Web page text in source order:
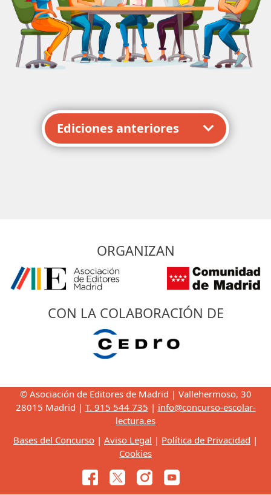
Ediciones anteriores
ORGANIZAN
CON LA COLABORACIÓN DE
© Asociación de Editores de Madrid | Vallehermoso, 30
28015 Madrid | T. 915 544 735 | info@concurso-escolar-
lectura.es
Bases del Concurso | Aviso Legal | Política de Privacidad |
Cookies